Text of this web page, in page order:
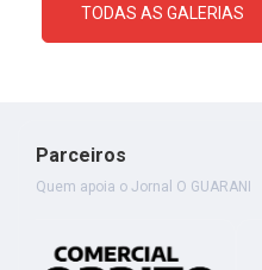
TODAS AS GALERIAS
Parceiros
Quem apoia o Jornal O GUARANI